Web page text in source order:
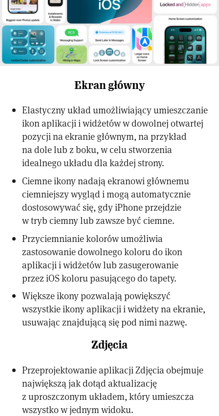
Ekran główny
Elastyczny układ umożliwiający umieszczanie
ikon aplikacji i widżetów w dowolnej otwartej
pozycji na ekranie głównym, na przykład
na dole lub z boku, w celu stworzenia
idealnego układu dla każdej strony.
Ciemne ikony nadają ekranowi głównemu
ciemniejszy wygląd i mogą automatycznie
dostosowywać się, gdy iPhone przejdzie
w tryb ciemny lub zawsze być ciemne.
Przyciemnianie kolorów umożliwia
zastosowanie dowolnego koloru do ikon
aplikacji i widżetów lub zasugerowanie
przez iOS koloru pasującego do tapety.
Większe ikony pozwalają powiększyć
wszystkie ikony aplikacji i widżety na ekranie,
usuwając znajdującą się pod nimi nazwę.
Zdjęcia
Przeprojektowanie aplikacji Zdjęcia obejmuje
największą jak dotąd aktualizację
z uproszczonym układem, który umieszcza
wszystko w jednym widoku.